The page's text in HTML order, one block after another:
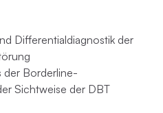
Differentialdiagnostik der
der Borderline-
Sichtweise der DBT